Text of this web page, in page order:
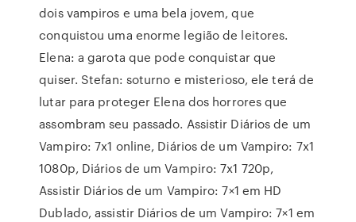
dois vampiros e uma bela jovem, que
conquistou uma enorme legião de leitores.
Elena: a garota que pode conquistar que
quiser. Stefan: soturno e misterioso, ele terá de
lutar para proteger Elena dos horrores que
assombram seu passado. Assistir Diários de um
Vampiro: 7x1 online, Diários de um Vampiro: 7x1
1080p, Diários de um Vampiro: 7x1 720p,
Assistir Diários de um Vampiro: 7×1 em HD
Dublado, assistir Diários de um Vampiro: 7×1 em